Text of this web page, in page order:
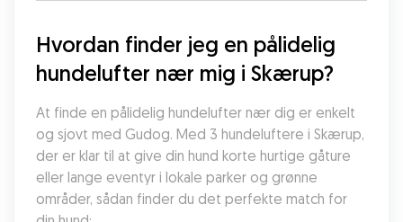
Hvordan finder jeg en pålidelig
hundelufter nær mig i Skærup?
At finde en pålidelig hundelufter nær dig er enkelt
og sjovt med Gudog. Med 3 hundeluftere i Skærup,
der er klar til at give din hund korte hurtige gåture
eller lange eventyr i lokale parker og grønne
områder, sådan finder du det perfekte match for